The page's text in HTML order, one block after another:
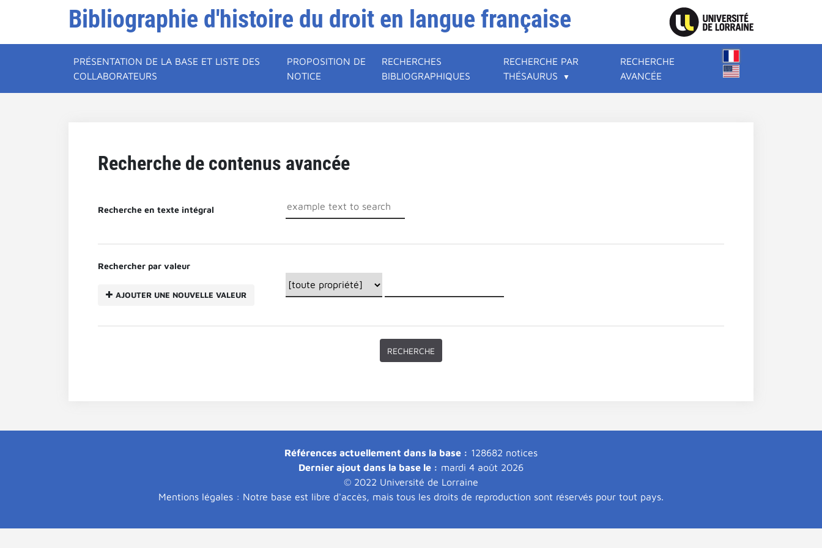
Bibliographie d'histoire du droit en langue française
PRÉSENTATION DE LA BASE ET LISTE DES
COLLABORATEURS
PROPOSITION DE
NOTICE
RECHERCHES
BIBLIOGRAPHIQUES
RECHERCHE PAR
THÉSAURUS
RECHERCHE
AVANCÉE
Recherche de contenus avancée
Recherche en texte intégral
Rechercher par valeur
AJOUTER UNE NOUVELLE VALEUR
Références actuellement dans la base : 128682 notices
Dernier ajout dans la base le : mardi 4 août 2026
© 2022 Université de Lorraine
Mentions légales : Notre base est libre d'accès, mais tous les droits de reproduction sont réservés pour tout pays.